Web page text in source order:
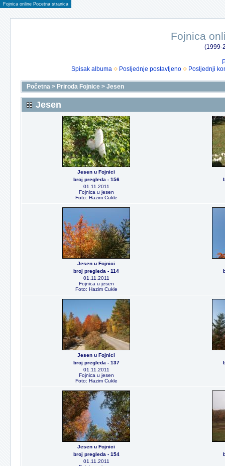
Fojnica online Pocetna stranica
Fojnica
(1999-
Spisak albuma
Posljednje postavljeno Posljednji
Početna > Priroda Fojnice > Jesen
Jesen
Jesen u Fojnici
broj pregleda - 156
01.11.2011
Fojnica u jesen
Foto: Hazim Cukle
Jesen u Fojnici
broj pregleda - 114
01.11.2011
Fojnica u jesen
Foto: Hazim Cukle
Jesen u Fojnici
broj pregleda - 137
01.11.2011
Fojnica u jesen
Foto: Hazim Cukle
Jesen u Fojnici
broj pregleda - 154
01.11.2011